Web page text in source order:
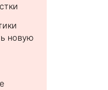
новую